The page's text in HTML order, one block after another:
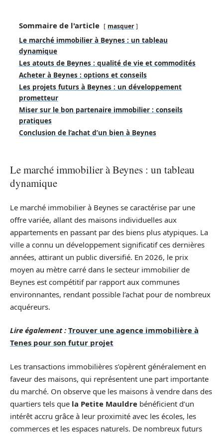
Sommaire de l'article masquer
Le marché immobilier à Beynes : un tableau
dynamique
Les atouts de Beynes : qualité de vie et commodités
Acheter à Beynes : options et conseils
Les projets futurs à Beynes : un développement
prometteur
Miser sur le bon partenaire immobilier : conseils
pratiques
Conclusion de l’achat d’un bien à Beynes
Le marché immobilier à Beynes : un tableau
dynamique
Le marché immobilier à Beynes se caractérise par une
offre variée, allant des maisons individuelles aux
appartements en passant par des biens plus atypiques. La
ville a connu un développement significatif ces dernières
années, attirant un public diversifié. En 2026, le prix
moyen au mètre carré dans le secteur immobilier de
Beynes est compétitif par rapport aux communes
environnantes, rendant possible l’achat pour de nombreux
acquéreurs.
Lire également : Trouver une agence immobilière à
Tenes pour son futur projet
Les transactions immobilières s’opèrent généralement en
faveur des maisons, qui représentent une part importante
du marché. On observe que les maisons à vendre dans des
quartiers tels que la Petite Mauldre bénéficient d’un
intérêt accru grâce à leur proximité avec les écoles, les
commerces et les espaces naturels. De nombreux futurs